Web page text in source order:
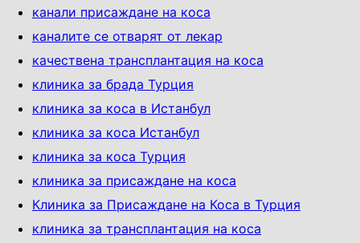
канали присаждане на коса
каналите се отварят от лекар
качествена трансплантация на коса
клиника за брада Турция
клиника за коса в Истанбул
клиника за коса Истанбул
клиника за коса Турция
клиника за присаждане на коса
Клиника за Присаждане на Коса в Турция
клиника за трансплантация на коса